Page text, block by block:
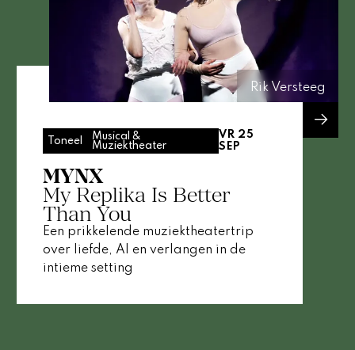
Toneel
Musical &
Muziektheater
VR 25
SEP
MYNX
My Replika Is Better
Than You
Een prikkelende muziektheatertrip
over liefde, AI en verlangen in de
intieme setting
Rik Versteeg